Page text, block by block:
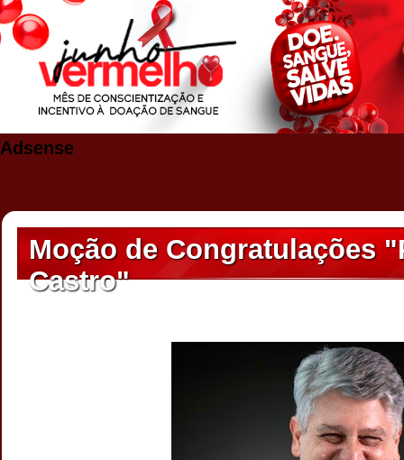
Adsense
Moção de Congratulações
Castro"